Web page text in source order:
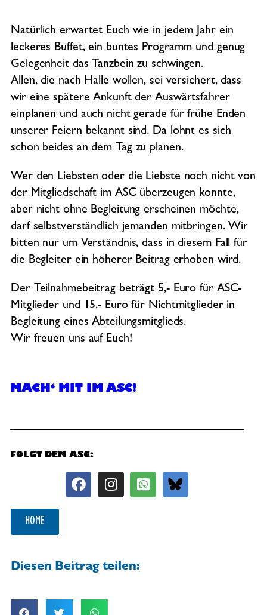
Natürlich erwartet Euch wie in jedem Jahr ein
leckeres Buffet, ein buntes Programm und genug
Gelegenheit das Tanzbein zu schwingen.
Allen, die nach Halle wollen, sei versichert, dass
wir eine spätere Ankunft der Auswärtsfahrer
einplanen und auch nicht gerade für frühe Enden
unserer Feiern bekannt sind. Da lohnt es sich
schon beides an dem Tag zu planen.
Wer den Liebsten oder die Liebste noch nicht von
der Mitgliedschaft im ASC überzeugen konnte,
aber nicht ohne Begleitung erscheinen möchte,
darf selbstverständlich jemanden mitbringen. Wir
bitten nur um Verständnis, dass in diesem Fall für
die Begleiter ein höherer Beitrag erhoben wird.
Der Teilnahmebeitrag beträgt 5,- Euro für ASC-
Mitglieder und 15,- Euro für Nichtmitglieder in
Begleitung eines Abteilungsmitglieds.
Wir freuen uns auf Euch!
MACH‘ MIT IM ASC!
FOLGT DEM ASC:
HOME
Diesen Beitrag teilen: